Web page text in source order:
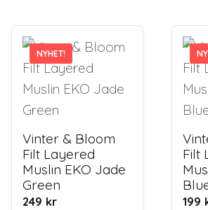
NYHET!
NYHET!
Vinter & Bloom
Filt Layered
Muslin EKO Jade
Green
249 kr
Filt
199